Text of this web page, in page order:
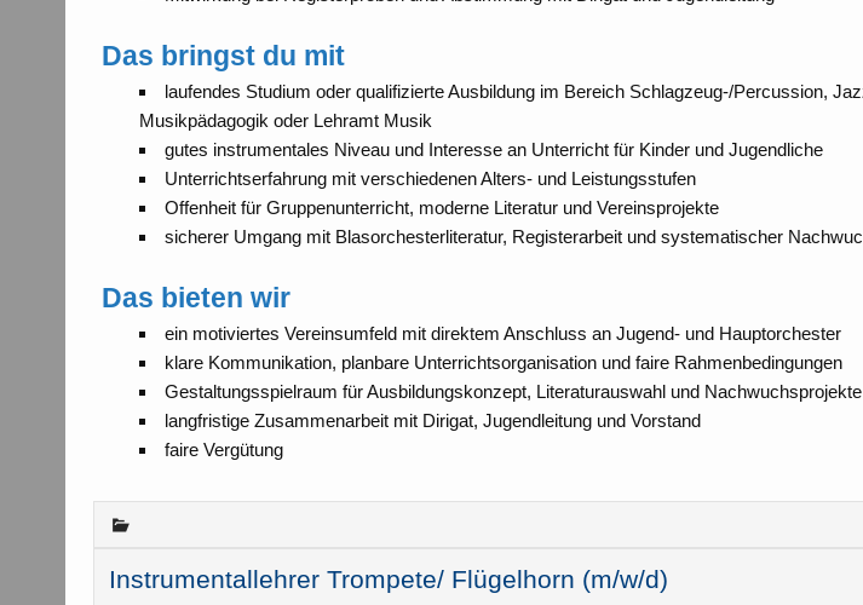
Das bringst du mit
laufendes Studium oder qualifizierte Ausbildung im Bereich Schlagzeug-/Percussion,
Musikpädagogik oder Lehramt Musik
gutes instrumentales Niveau und Interesse an Unterricht für Kinder und Jugendliche
Unterrichtserfahrung mit verschiedenen Alters- und Leistungsstufen
Offenheit für Gruppenunterricht, moderne Literatur und Vereinsprojekte
sicherer Umgang mit Blasorchesterliteratur, Registerarbeit und systematischer
Das bieten wir
ein motiviertes Vereinsumfeld mit direktem Anschluss an Jugend- und Hauptorchester
klare Kommunikation, planbare Unterrichtsorganisation und faire Rahmenbedingungen
Gestaltungsspielraum für Ausbildungskonzept, Literaturauswahl und Nachwuchsprojekte
langfristige Zusammenarbeit mit Dirigat, Jugendleitung und Vorstand
faire Vergütung
Instrumentallehrer Trompete/ Flügelhorn (m/w/d)